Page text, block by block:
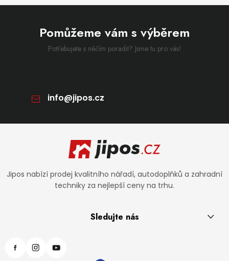
Pomůžeme vám s výběrem
Potřebujete s něčím poradit? Jsme tu pro vás!
info@jipos.cz
Zápatí
Jipos nabízí prodej kvalitního nářadí, autodoplňků a zahradní
techniky za nejlepší ceny na trhu.
Sledujte nás